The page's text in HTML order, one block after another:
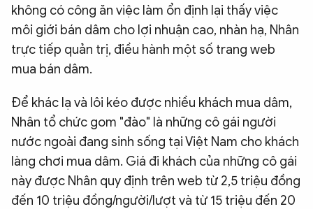
không có công ăn việc làm ổn định lại thấy việc
môi giới bán dâm cho lợi nhuận cao, nhàn hạ, Nhân
trực tiếp quản trị, điều hành một số trang web
mua bán dâm.
Để khác lạ và lôi kéo được nhiều khách mua dâm,
Nhân tổ chức gom "đào" là những cô gái người
nước ngoài đang sinh sống tại Việt Nam cho khách
làng chơi mua dâm. Giá đi khách của những cô gái
này được Nhân quy định trên web từ 2,5 triệu đồng
đến 10 triệu đồng/người/lượt và từ 15 triệu đến 20